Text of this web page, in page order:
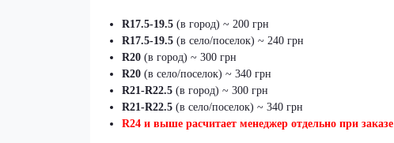
R17.5-19.5 (в город) ~ 200 грн
R17.5-19.5 (в село/поселок) ~ 240 грн
R20 (в город) ~ 300 грн
R20 (в село/поселок) ~ 340 грн
R21-R22.5 (в город) ~ 300 грн
R21-R22.5 (в село/поселок) ~ 340 грн
R24 и выше расчитает менеджер отдельно при заказе